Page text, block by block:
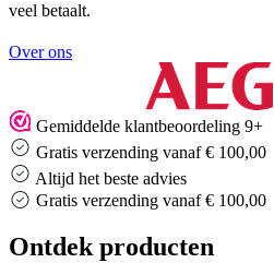
veel betaalt.
Over ons
… Gemiddelde klantbeoordeling 9+
Gratis verzending vanaf € 100,00
Altijd het beste advies
Altijd het beste advies
Ontdek producten